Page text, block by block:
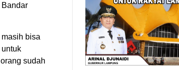
Bandar
bisa
sudah